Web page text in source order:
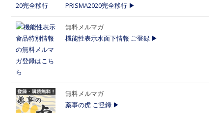
PRISMA2020完全移行 ▶
無料メルマガ
機能性表示水面下情報 ご登録 ▶
無料メルマガ
薬事の虎 ご登録 ▶